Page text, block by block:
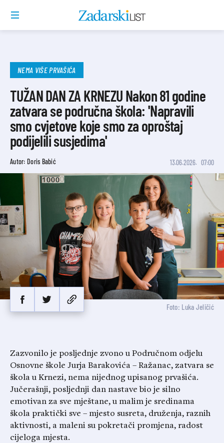
NEMA VIŠE PRVAŠIĆA
TUŽAN DAN ZA KRNEZU Nakon 81 godine
zatvara se područna škola: 'Napravili
smo cvjetove koje smo za oproštaj
podijelili susjedima'
Autor: Doris Babić 13.06.2026. 07:00
Foto: Luka Jeličić
Zazvonilo je posljednje zvono u Područnom odjelu
Osnovne škole Jurja Barakovića – Ražanac, zatvara se
škola u Krnezi, nema nijednog upisanog prvašića.
Jučerašnji, posljednji dan nastave bio je silno
emotivan za sve mještane, u malim je sredinama
škola praktički sve – mjesto susreta, druženja, raznih
aktivnosti, a maleni su pokretači promjena, radost
cijeloga mjesta.